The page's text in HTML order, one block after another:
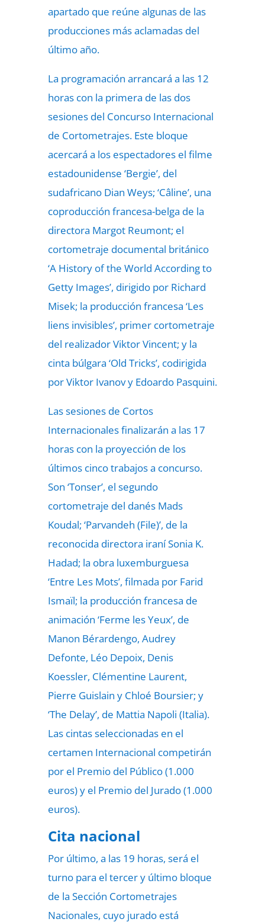
apartado que reúne algunas de las
producciones más aclamadas del
último año.
La programación arrancará a las 12
horas con la primera de las dos
sesiones del Concurso Internacional
de Cortometrajes. Este bloque
acercará a los espectadores el filme
estadounidense ‘Bergie’, del
sudafricano Dian Weys; ‘Câline’, una
coproducción francesa-belga de la
directora Margot Reumont; el
cortometraje documental británico
‘A History of the World According to
Getty Images’, dirigido por Richard
Misek; la producción francesa ‘Les
liens invisibles’, primer cortometraje
del realizador Viktor Vincent; y la
cinta búlgara ‘Old Tricks’, codirigida
por Viktor Ivanov y Edoardo Pasquini.
Las sesiones de Cortos
Internacionales finalizarán a las 17
horas con la proyección de los
últimos cinco trabajos a concurso.
Son ‘Tonser’, el segundo
cortometraje del danés Mads
Koudal; ‘Parvandeh (File)’, de la
reconocida directora iraní Sonia K.
Hadad; la obra luxemburguesa
‘Entre Les Mots’, filmada por Farid
Ismaïl; la producción francesa de
animación ‘Ferme les Yeux’, de
Manon Bérardengo, Audrey
Defonte, Léo Depoix, Denis
Koessler, Clémentine Laurent,
Pierre Guislain y Chloé Boursier; y
‘The Delay’, de Mattia Napoli (Italia).
Las cintas seleccionadas en el
certamen Internacional competirán
por el Premio del Público (1.000
euros) y el Premio del Jurado (1.000
euros).
Cita nacional
Por último, a las 19 horas, será el
turno para el tercer y último bloque
de la Sección Cortometrajes
Nacionales, cuyo jurado está